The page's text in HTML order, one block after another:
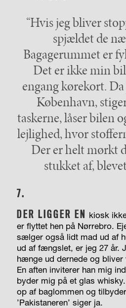
“Hvis jeg bliver
spjældet de
Bagagerummet er
Det er ikke min
engang kørekort.
København,
taskerne, låser bilen
lejlighed, hvor
Der er helt mørkt
stukket af,
7.
DER LIGGER EN kiosk
er flyttet hen på Nørrebro.
sælger også lidt mad ud af
ud af fængslet, er jeg 27 år.
hænge ud dernede og bliver
En aften inviterer han mig
byder mig på et glas
op af baglommen og
’Pakistaneren’ siger ja.